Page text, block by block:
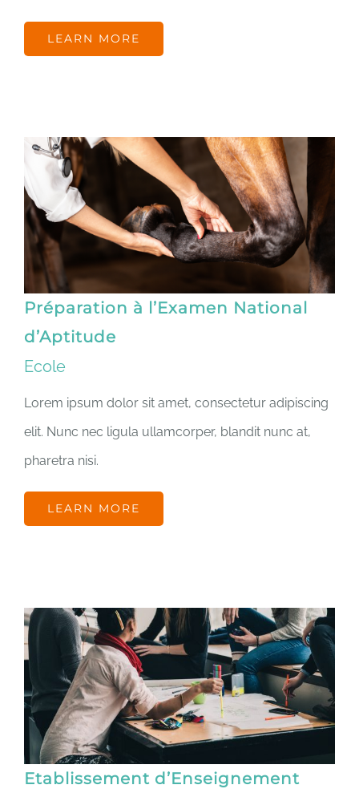
LEARN MORE
Préparation à l’Examen National
d’Aptitude
Ecole
Lorem ipsum dolor sit amet, consectetur adipiscing
elit. Nunc nec ligula ullamcorper, blandit nunc at,
pharetra nisi.
LEARN MORE
Etablissement d’Enseignement